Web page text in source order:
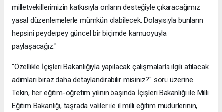
milletvekillerimizin katkısıyla onların desteğiyle çıkaracağımız
yasal düzenlemelerle mümkün olabilecek. Dolayısıyla bunların
hepsini peyderpey güncel bir biçimde kamuoyuyla
paylaşacağız."
"Özellikle İçişleri Bakanlığıyla yapılacak çalışmalarla ilgili atılacak
adımları biraz daha detaylandırabilir misiniz?" soru üzerine
Tekin, her eğitim-öğretim yılının başında İçişleri Bakanlığı ile Milli
Eğitim Bakanlığı, taşrada valiler ile il milli eğitim müdürlerinin,